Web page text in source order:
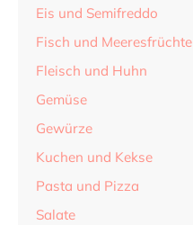
Eis und Semifreddo
Fisch und Meeresfrüchte
Fleisch und Huhn
Gemüse
Gewürze
Kuchen und Kekse
Pasta und Pizza
Salate